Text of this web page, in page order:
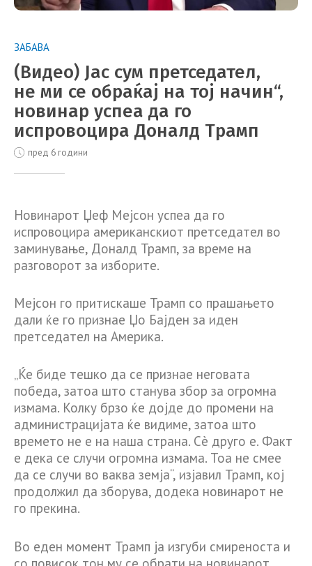
ЗАБАВА
(Видео) Јас сум претседател,
не ми се обраќај на тој начин“,
новинар успеа да го
испровоцира Доналд Трамп
пред 6 години
Новинарот Џеф Мејсон успеа да го
испровоцира американскиот претседател во
заминување, Доналд Трамп, за време на
разговорот за изборите.
Мејсон го притискаше Трамп со прашањето
дали ќе го признае Џо Бајден за иден
претседател на Америка.
„Ќе биде тешко да се признае неговата
победа, затоа што станува збор за огромна
измама. Колку брзо ќе дојде до промени на
администрацијата ќе видиме, затоа што
времето не е на наша страна. Сè друго е. Факт
е дека се случи огромна измама. Тоа не смее
да се случи во ваква земја“, изјавил Трамп, кој
продолжил да зборува, додека новинарот не
го прекина.
Во еден момент Трамп ја изгуби смиреноста и